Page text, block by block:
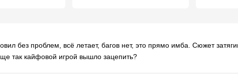
без проблем, всё летает, багов нет, это прямо имба. Сюжет
так кайфовой игрой вышло зацепить?